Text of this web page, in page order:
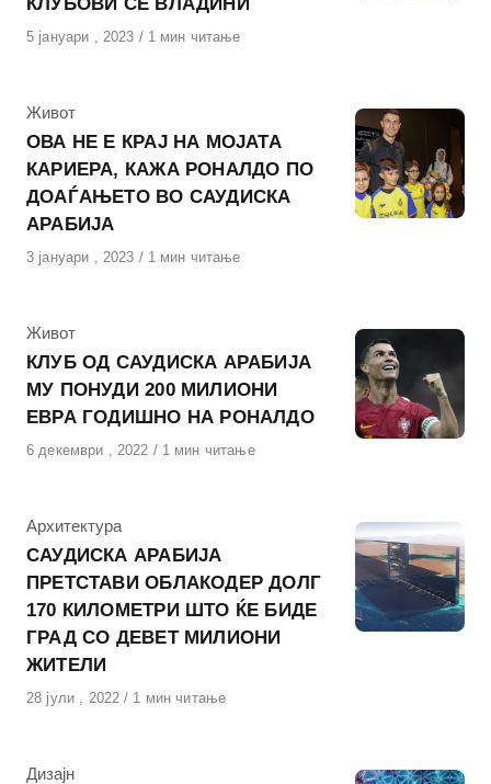
Објавено
5 јануари , 2023 1 мин читање
КАтегорија
Живот
ОВА НЕ Е КРАЈ НА МОЈАТА
КАРИЕРА, КАЖА РОНАЛДО ПО
ДОАЃАЊЕТО ВО САУДИСКА
АРАБИЈА
Објавено
3 јануари , 2023 1 мин читање
КАтегорија
Живот
КЛУБ ОД САУДИСКА АРАБИЈА
МУ ПОНУДИ 200 МИЛИОНИ
ЕВРА ГОДИШНО НА РОНАЛДО
Објавено
6 декември , 2022 1 мин читање
КАтегорија
Архитектура
САУДИСКА АРАБИЈА
ПРЕТСТАВИ ОБЛАКОДЕР ДОЛГ
170 КИЛОМЕТРИ ШТО ЌЕ БИДЕ
ГРАД СО ДЕВЕТ МИЛИОНИ
ЖИТЕЛИ
Објавено
28 јули , 2022 1 мин читање
КАтегорија
Дизајн